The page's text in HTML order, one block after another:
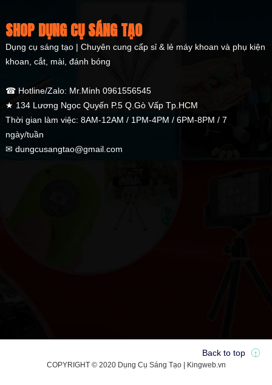
SHOP DỤNG CỤ SÁNG TẠO
Dụng cụ sáng tạo | Chuyên cung cấp sỉ & lẻ máy khoan và phụ kiện
khoan, cắt, mài, đánh bóng
☎ Hotline/Zalo: Mr.Minh 0961556545
★ 134 Lương Ngọc Quyến P.5 Q.Gò Vấp Tp.HCM
Thời gian làm việc: 8AM-12AM / 1PM-4PM / 6PM-8PM / 7
ngày/tuần
✉ dungcusangtao@gmail.com
COPYRIGHT © 2020 Dụng Cụ Sáng Tạo | Kingweb.vn
Back to top